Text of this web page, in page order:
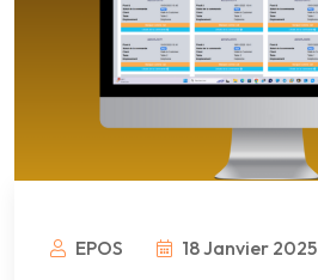
EPOS 18 Janvier 2025